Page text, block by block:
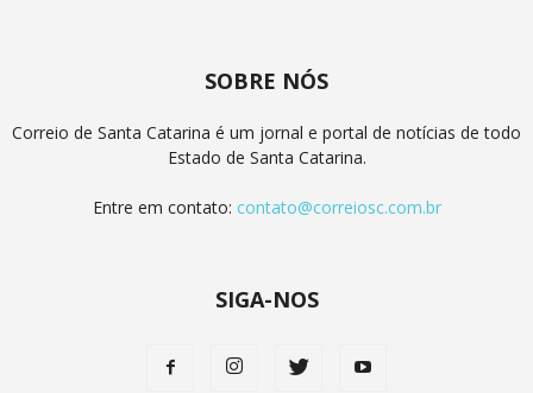
SOBRE NÓS
Correio de Santa Catarina é um jornal e portal de notícias de todo
Estado de Santa Catarina.
Entre em contato: contato@correiosc.com.br
SIGA-NOS